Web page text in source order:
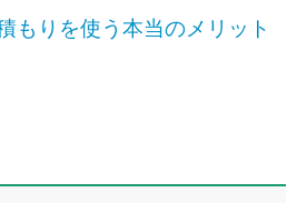
もりを使う本当のメリット